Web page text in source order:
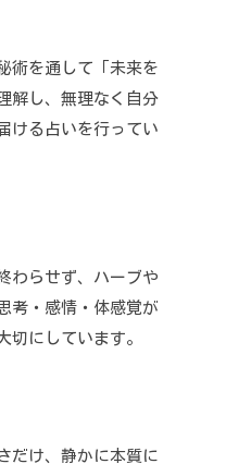
術を通して「未来を
解し、無理なく自分
ける占いを行ってい
わらせず、ハーブや
考・感情・体感覚が
切にしています。
だけ、静かに本質に